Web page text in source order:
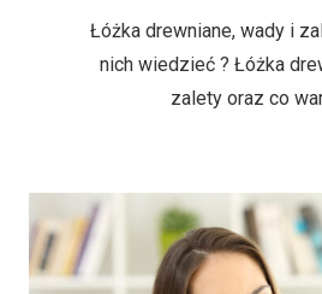
Łóżka drewniane, wady i
nich wiedzieć ? Łóżka
zalety oraz co